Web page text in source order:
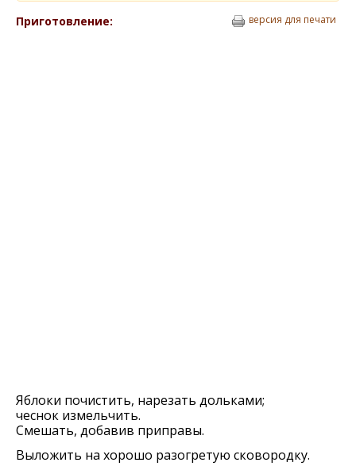
Приготовление: версия для печати
Яблоки почистить, нарезать дольками;
чеснок измельчить.
Смешать, добавив приправы.
Выложить на хорошо разогретую сковородку.